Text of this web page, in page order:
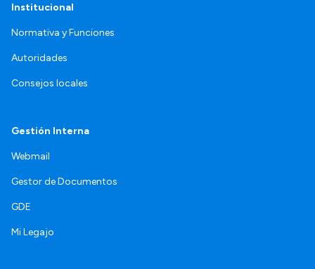
Institucional
Normativa y Funciones
Autoridades
Consejos locales
Gestión Interna
Webmail
Gestor de Documentos
GDE
Mi Legajo